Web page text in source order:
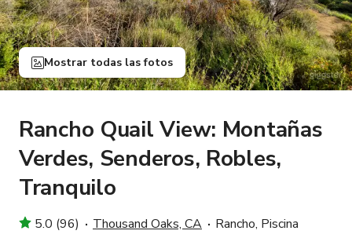
Mostrar todas las fotos
Rancho Quail View: Montañas
Verdes, Senderos, Robles,
Tranquilo
5.0 (96) Thousand Oaks, CA Rancho, Piscina